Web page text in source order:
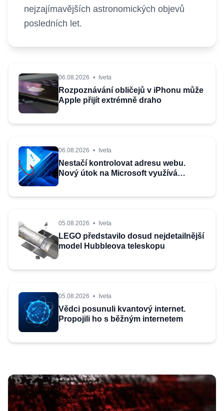
nejzajímavějších astronomických objevů
posledních let.
06.08.2026 • Iveta
Rozpoznávání obličejů v iPhonu může
Apple přijít extrémně draho
06.08.2026 • Iveta
Nestačí kontrolovat adresu webu.
Nový útok na Microsoft využívá
05.08.2026 • Iveta
LEGO představilo dosud nejdetailnější
model Hubbleova teleskopu
05.08.2026 • Iveta
Vědci posunuli kvantový internet.
Propojili ho s běžným internetem